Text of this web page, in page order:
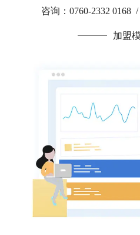
咨询：0760-2332 0168
加盟